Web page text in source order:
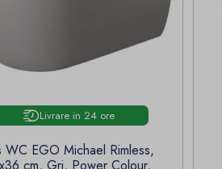
Livrare in 24 ore
WC EGO Michael Rimless,
cm, Gri, Power Colour,